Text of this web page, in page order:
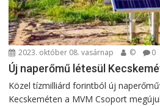
2023. október 08. vasárnap © 0
Új naperőmű létesül
Közel tízmilliárd forintból új
Kecskeméten a MVM Csoport